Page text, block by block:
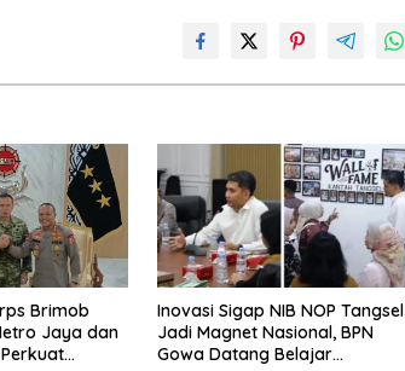
Brimob
Jaya dan
Inovasi Sigap NIB NOP Tangsel
Jadi Magnet Nasional, BPN
Gowa Datang Belajar